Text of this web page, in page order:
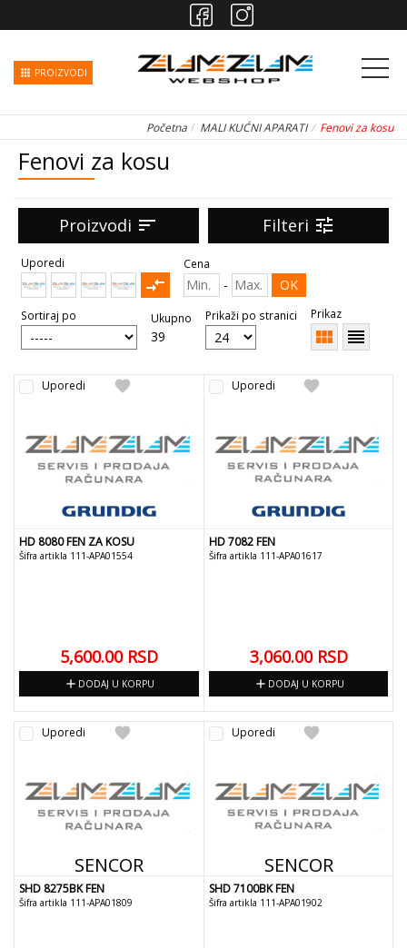
apps PROIZVODI
Početna MALI KUĆNI APARATI Fenovi za kosu
Fenovi za kosu
Proizvodi sort Filteri tune
Uporedi
compare_arrows
Cena
- OK
Sortiraj po Ukupno
39
Prikaži po stranici Prikaz
view_module reorder
favorite
Uporedi
HD 8080 FEN ZA KOSU
Šifra artikla 111-APA01554
5,600.00 RSD
add DODAJ U KORPU
favorite
Uporedi
HD 7082 FEN
Šifra artikla 111-APA01617
3,060.00 RSD
add DODAJ U KORPU
favorite
Uporedi
SENCOR
SHD 8275BK FEN
Šifra artikla 111-APA01809
favorite
Uporedi
SENCOR
SHD 7100BK FEN
Šifra artikla 111-APA01902